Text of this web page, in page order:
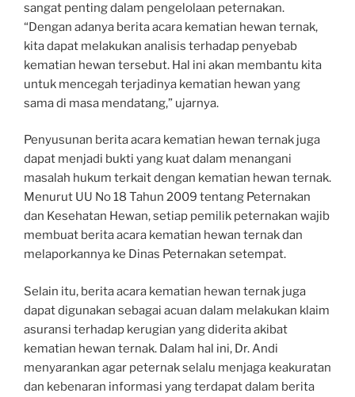
sangat penting dalam pengelolaan peternakan.
“Dengan adanya berita acara kematian hewan ternak,
kita dapat melakukan analisis terhadap penyebab
kematian hewan tersebut. Hal ini akan membantu kita
untuk mencegah terjadinya kematian hewan yang
sama di masa mendatang,” ujarnya.
Penyusunan berita acara kematian hewan ternak juga
dapat menjadi bukti yang kuat dalam menangani
masalah hukum terkait dengan kematian hewan ternak.
Menurut UU No 18 Tahun 2009 tentang Peternakan
dan Kesehatan Hewan, setiap pemilik peternakan wajib
membuat berita acara kematian hewan ternak dan
melaporkannya ke Dinas Peternakan setempat.
Selain itu, berita acara kematian hewan ternak juga
dapat digunakan sebagai acuan dalam melakukan klaim
asuransi terhadap kerugian yang diderita akibat
kematian hewan ternak. Dalam hal ini, Dr. Andi
menyarankan agar peternak selalu menjaga keakuratan
dan kebenaran informasi yang terdapat dalam berita